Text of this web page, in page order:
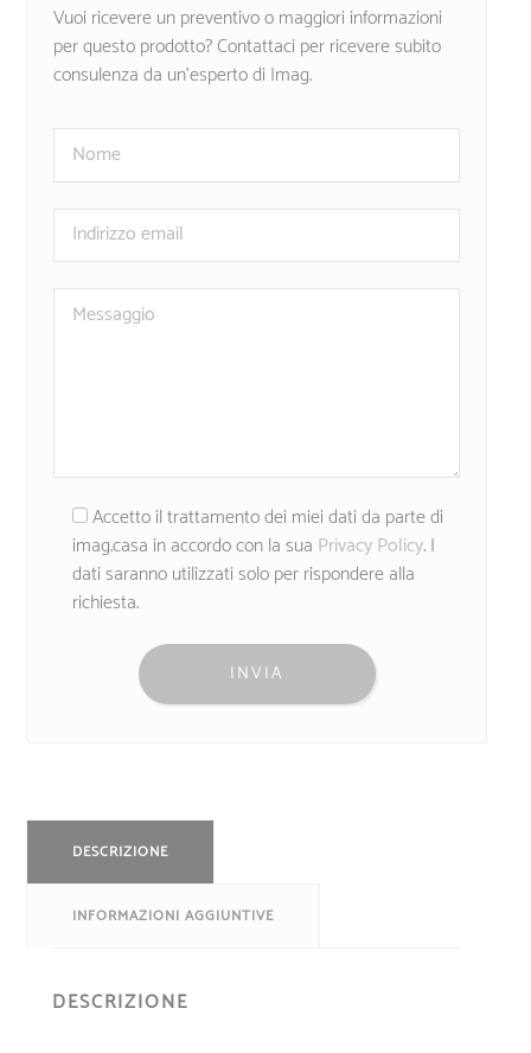
Vuoi ricevere un preventivo o maggiori informazioni
per questo prodotto? Contattaci per ricevere subito
consulenza da un’esperto di Imag.
Accetto il trattamento dei miei dati da parte di
imag.casa in accordo con la sua Privacy Policy. I
dati saranno utilizzati solo per rispondere alla
richiesta.
DESCRIZIONE
INFORMAZIONI AGGIUNTIVE
DESCRIZIONE